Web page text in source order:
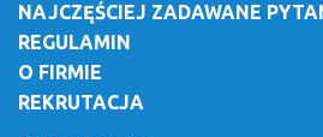
NAJCZĘŚCIEJ ZADAWANE
REGULAMIN
O FIRMIE
REKRUTACJA